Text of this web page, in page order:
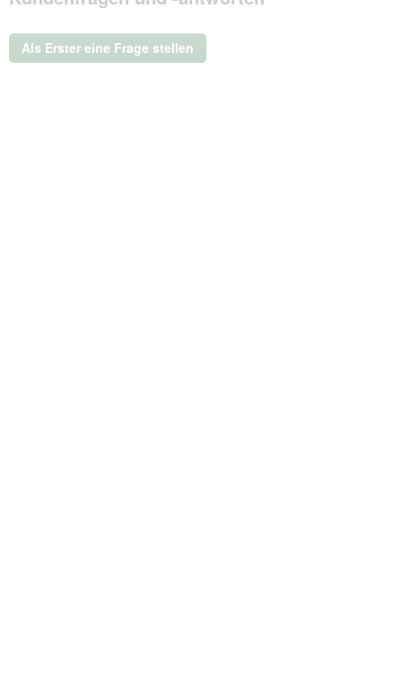
Aktion
ein
modales
Als Erster eine Frage stellen